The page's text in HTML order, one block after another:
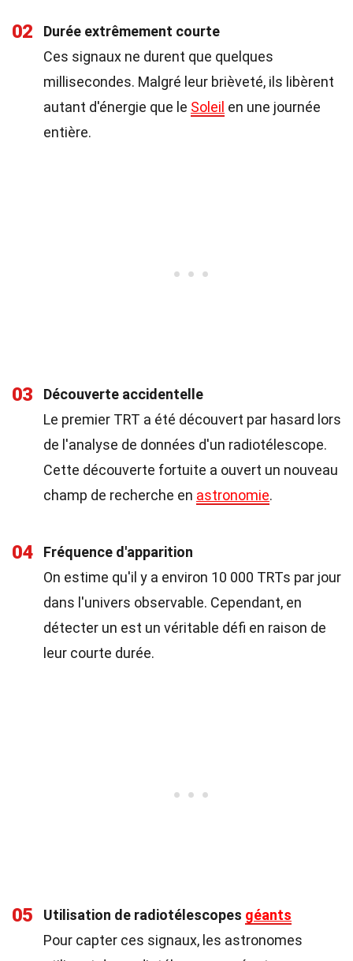
02
Durée extrêmement courte
Ces signaux ne durent que quelques
millisecondes. Malgré leur brièveté, ils libèrent
autant d'énergie que le Soleil en une journée
entière.
03
Découverte accidentelle
Le premier TRT a été découvert par hasard lors
de l'analyse de données d'un radiotélescope.
Cette découverte fortuite a ouvert un nouveau
champ de recherche en astronomie.
04
Fréquence d'apparition
On estime qu'il y a environ 10 000 TRTs par jour
dans l'univers observable. Cependant, en
détecter un est un véritable défi en raison de
leur courte durée.
05 Utilisation de radiotélescopes géants
Pour capter ces signaux, les astronomes